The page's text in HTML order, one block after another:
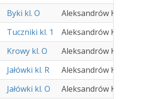
Byki kl. O
Aleksandrów Kujawski
Tuczniki kl. 1
Aleksandrów Kujawski
Krowy kl. O
Aleksandrów Kujawski
Jałówki kl. R
Aleksandrów Kujawski
Jałówki kl. O
Aleksandrów Kujawski